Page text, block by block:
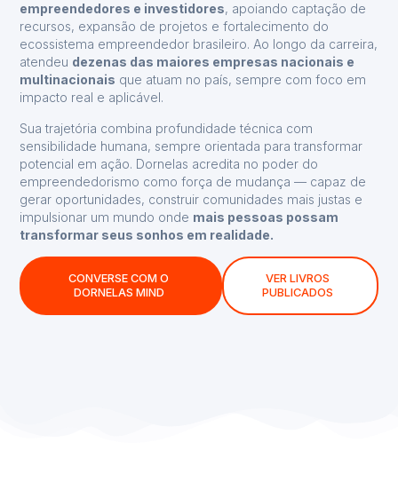
empreendedores e investidores, apoiando captação de
recursos, expansão de projetos e fortalecimento do
ecossistema empreendedor brasileiro. Ao longo da carreira,
atendeu dezenas das maiores empresas nacionais e
multinacionais que atuam no país, sempre com foco em
impacto real e aplicável.
Sua trajetória combina profundidade técnica com
sensibilidade humana, sempre orientada para transformar
potencial em ação. Dornelas acredita no poder do
empreendedorismo como força de mudança — capaz de
gerar oportunidades, construir comunidades mais justas e
impulsionar um mundo onde mais pessoas possam
transformar seus sonhos em realidade.
CONVERSE COM O
DORNELAS MIND
VER LIVROS
PUBLICADOS